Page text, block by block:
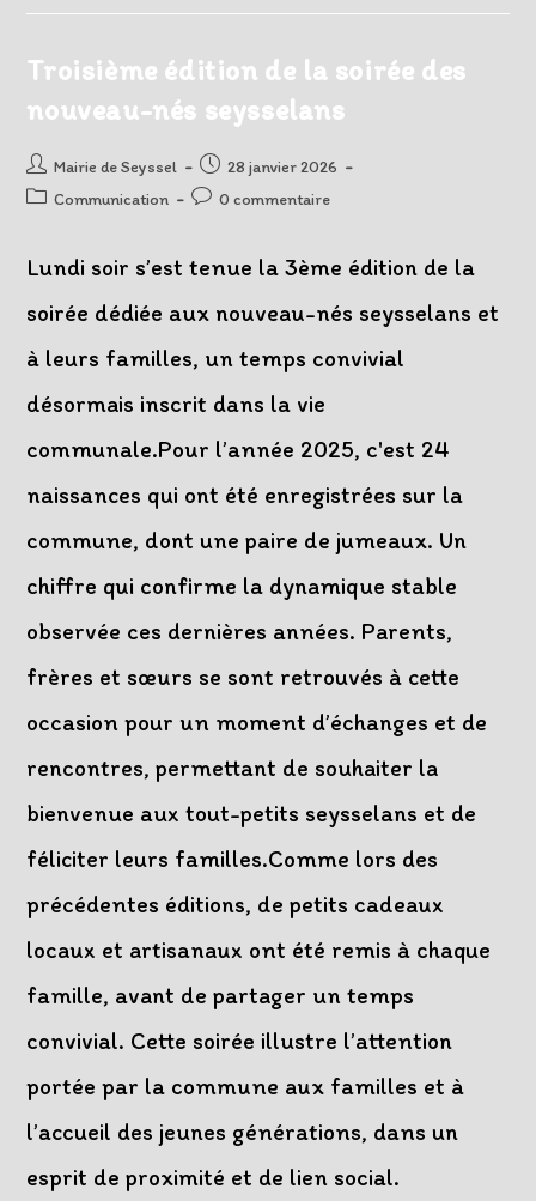
Troisième édition de la soirée des
nouveau-nés seysselans
Auteur/autrice
de
Mairie de Seyssel
Post
published:
28 janvier 2026
PostCommunication
Post0 commentaire
Lundi soir s’est tenue la 3ème édition de la
soirée dédiée aux nouveau-nés seysselans et
à leurs familles, un temps convivial
désormais inscrit dans la vie
communale.Pour l’année 2025, c'est 24
naissances qui ont été enregistrées sur la
commune, dont une paire de jumeaux. Un
chiffre qui confirme la dynamique stable
observée ces dernières années. Parents,
frères et sœurs se sont retrouvés à cette
occasion pour un moment d’échanges et de
rencontres, permettant de souhaiter la
bienvenue aux tout-petits seysselans et de
féliciter leurs familles.Comme lors des
précédentes éditions, de petits cadeaux
locaux et artisanaux ont été remis à chaque
famille, avant de partager un temps
convivial. Cette soirée illustre l’attention
portée par la commune aux familles et à
l’accueil des jeunes générations, dans un
esprit de proximité et de lien social.